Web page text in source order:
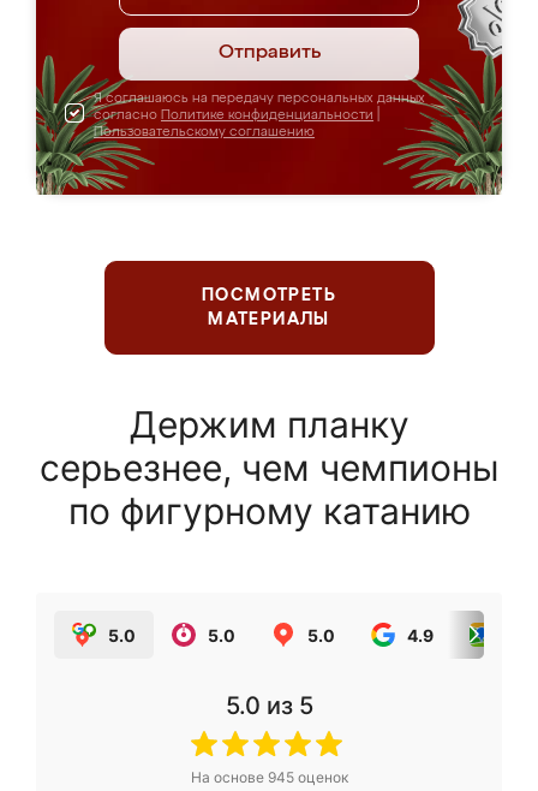
Отправить
Я соглашаюсь на передачу персональных данных
согласно Политике конфиденциальности
Пользовательскому соглашению
ПОСМОТРЕТЬ
МАТЕРИАЛЫ
Держим планку
серьезнее, чем чемпионы
по фигурному катанию
5.0 5.0 5.0 4.9
5.0 из 5
На основе 945оценок